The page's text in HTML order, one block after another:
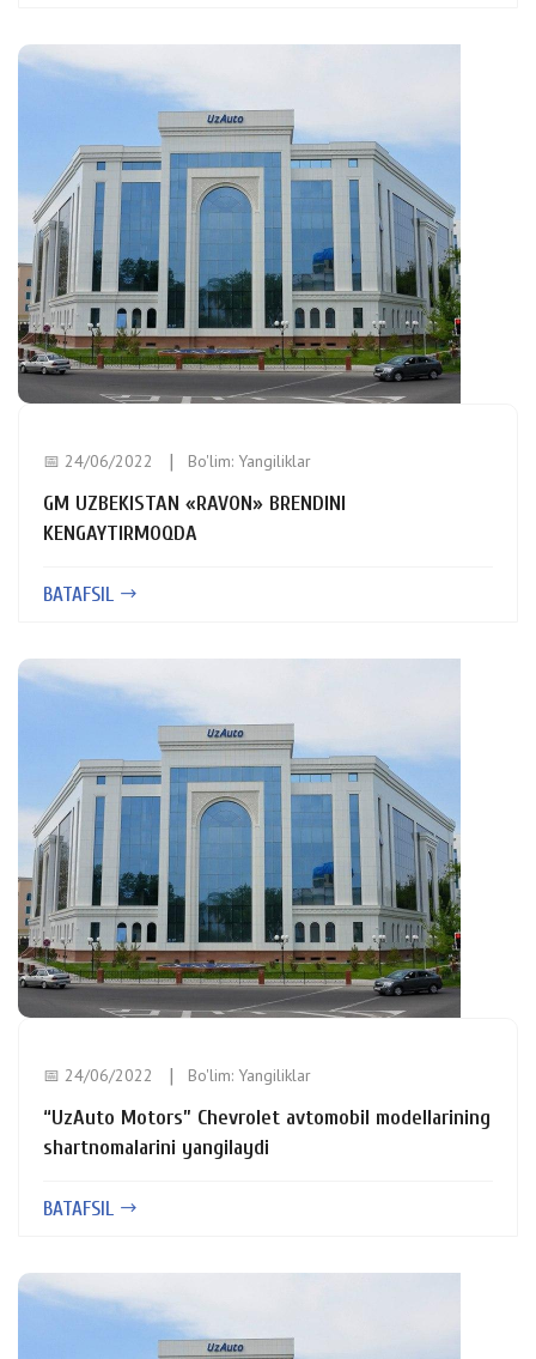
📅 24/06/2022 Bo'lim: Yangiliklar
GM UZBEKISTAN «RAVON» BRENDINI
KENGAYTIRMOQDA
BATAFSIL
📅 24/06/2022 Bo'lim: Yangiliklar
“UzAuto Motors” Chevrolet avtomobil modellarining
shartnomalarini yangilaydi
BATAFSIL